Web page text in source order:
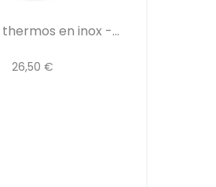
en inox -...
26,50 €